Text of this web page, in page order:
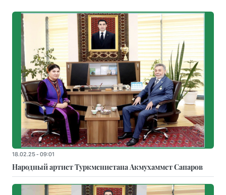
18.02.25 - 09:01
Народный артист Туркменистана Акмухаммет Сапаров